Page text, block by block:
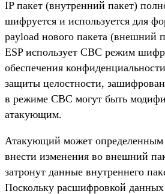
IP пакет (внутренний пакет)
шифруется и используется для
payload нового пакета (внешний
ESP использует CBC режим
обеспечения
защиты целостности,
в режиме CBC могут быть
атакующим.
Атакующий может определенным
внести изменения во внешний
затронут данные внутреннего
Поскольку расшифровкой данных